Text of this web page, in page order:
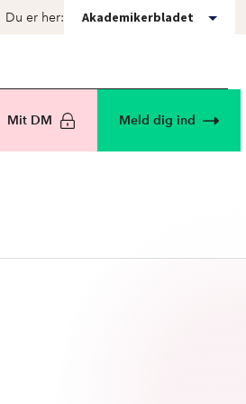
Du er her: Akademikerbladet
Mit DM Meld dig ind